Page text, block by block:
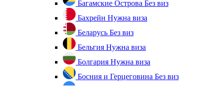
Багамские Острова Без виз
Бахрейн Нужна виза
Беларусь Без виз
Бельгия Нужна виза
Болгария Нужна виза
Босния и Герцеговина Без виз